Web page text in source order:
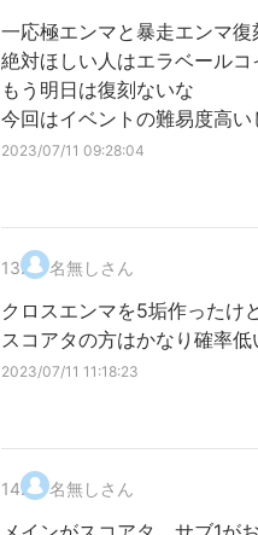
一応極エンマと暴走エンマ
絶対ほしい人はエラベール
もう明日は復刻ないな
今回はイベントの難易度高
2023/07/11 09:28:04
13. 名無しさん
クロスエンマを5垢作ったけ
スコアタの方はかなり確率低
2023/07/11 11:18:23
14. 名無しさん